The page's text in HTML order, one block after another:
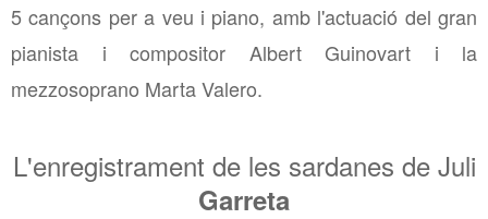
5 cançons per a veu i piano, amb l'actuació del gran
pianista i compositor Albert Guinovart i la
mezzosoprano Marta Valero.
L'enregistrament de les sardanes de Juli
Garreta